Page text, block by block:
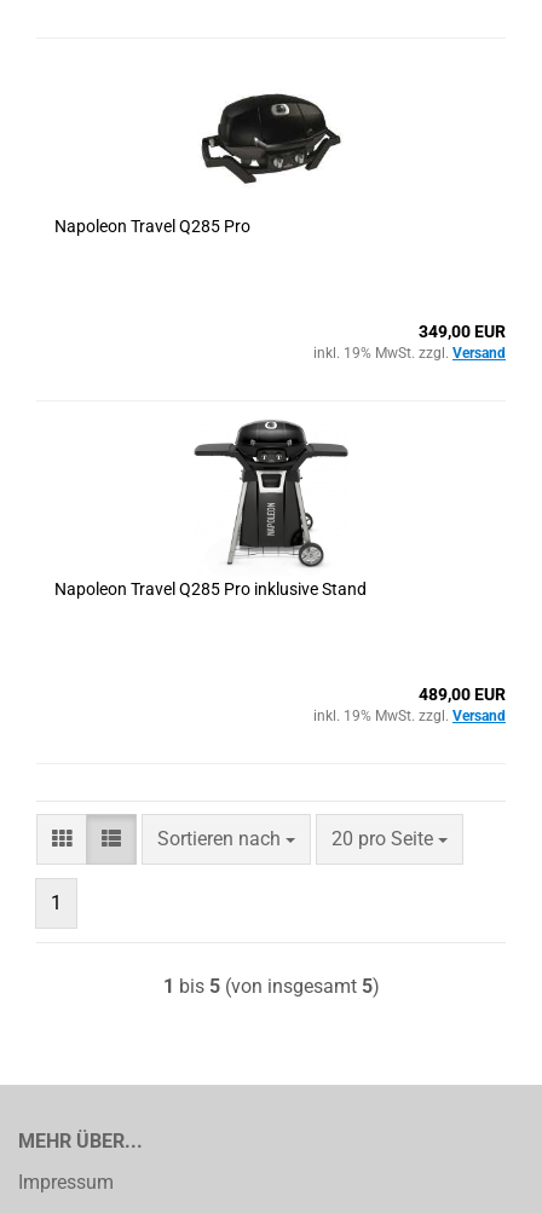
Napoleon Travel Q285 Pro
349,00 EUR
inkl. 19% MwSt. zzgl. Versand
Napoleon Travel Q285 Pro inklusive Stand
489,00 EUR
inkl. 19% MwSt. zzgl. Versand
Sortieren nach
Sortieren nach 20 pro Seite
pro Seite
1
1 bis 5(von insgesamt 5)
MEHR ÜBER...
Impressum